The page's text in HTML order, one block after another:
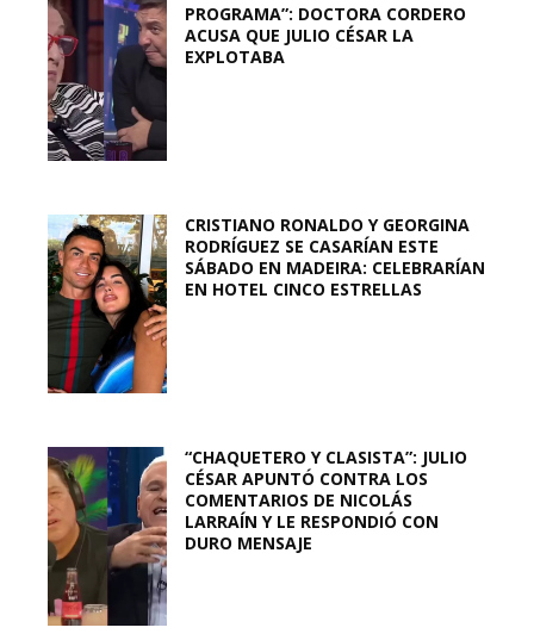
PROGRAMA”: DOCTORA CORDERO
ACUSA QUE JULIO CÉSAR LA
EXPLOTABA
CRISTIANO RONALDO Y GEORGINA
RODRÍGUEZ SE CASARÍAN ESTE
SÁBADO EN MADEIRA: CELEBRARÍAN
EN HOTEL CINCO ESTRELLAS
“CHAQUETERO Y CLASISTA”: JULIO
CÉSAR APUNTÓ CONTRA LOS
COMENTARIOS DE NICOLÁS
LARRAÍN Y LE RESPONDIÓ CON
DURO MENSAJE